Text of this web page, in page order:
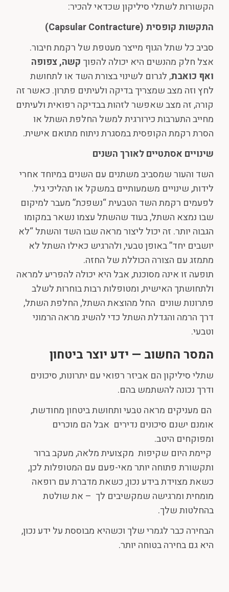
הקשורות לשתלי סיליקון שכדאי להכיר:
התקשות קופסית (Capsular Contracture)
סביב כל שתל הגוף מייצר מעטפת של רקמת חיבור.
אצל חלק מהנשים היא יכולה להפוךקשה, צפופה
ואף כואבת, לגרום לשינוי בצורת השד או לתחושת
לחץ וזה מצב שמצריך בדיקה ולעיתים פתרון. כאשר זה
קורה, זה מצב שאפשר לזהות בבדיקה רפואית ולעיתים
מחייב התערבות כירורגית למשל החלפת השתל או
הסרת רקמת הקופסית במסגרת ניתוח מתואם אישית.
שינויים אסתטיים לאורך השנים
השד והעור שמסביב משתנים עם השנים במיוחד אחרי
לידות, שינויים משמעותיים במשקל או תהליכי גיל.
לפעמים רקמת השד הטבעית “נשפכת” מעבר למיקום
שבו נמצא השתל, בעוד שהשתל עצמו נשאר במקומו
הגבוה יותר. זה יכול ליצור מראה שבו השד והשתל “לא
יושבים יחד” באופן טבעי, ולהרגיש כאילו השתל לא
מתמזג עם הצורה הכוללת של החזה.
תופעה זו אינה מסוכנת, אבל היא יכולה להפריע למראה
ולתחושתך האישית, ומטופלות רבות בוחרות לשלב
פתרונות שונים החל מהוצאת השתל, החלפת השתל,
דרך הרמה והגדלת השתל כדי להשיג מראה הרמוני
וטבעי.
המסר החשוב — ידע יוצר ביטחון
שתלי סיליקון הם אביזר רפואי עם יתרונות, סיכונים
ודרך נכונה להשתמש בהם.
הם מעניקים מראה טבעי ותחושת ביטחון מחודשת,
אומנם ישנם סיכונים נדירים אבל הם מוכרים
ומפוקחים היטב.
קיימת היום שקיפות מקצועית מלאה, מעקב ברור
ותקשורת פתוחה יותר מאי-פעם עם המטופלות לכן,
כשאת מצוידת בידע נכון, כשאת מדברת עם רופאה
מומחית ומרגישה שמקשיבים לך – את שולטת
בהחלטות שלך.
הבחירה כבר לגמרי שלך וכשהיא מבוססת על ידע נכון,
היא גם בחירה בטוחה יותר.